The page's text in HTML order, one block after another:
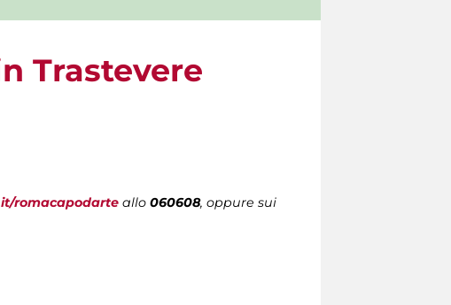
Trastevere
romacapodarte allo 060608, oppure sui